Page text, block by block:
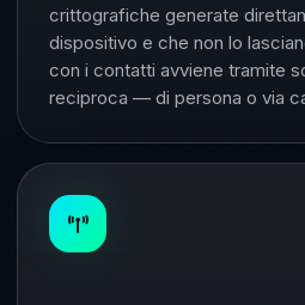
crittografiche generate
dispositivo e che non lo
con i contatti avviene tramite
reciproca — di persona o via